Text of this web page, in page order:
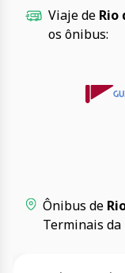
Viaje de Rio
os ônibus:
Ônibus de
Terminais da